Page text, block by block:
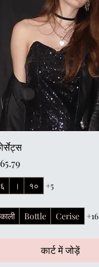
६ । १० +5
काली Bottle Cerise +16
कार्ट में जोड़ें